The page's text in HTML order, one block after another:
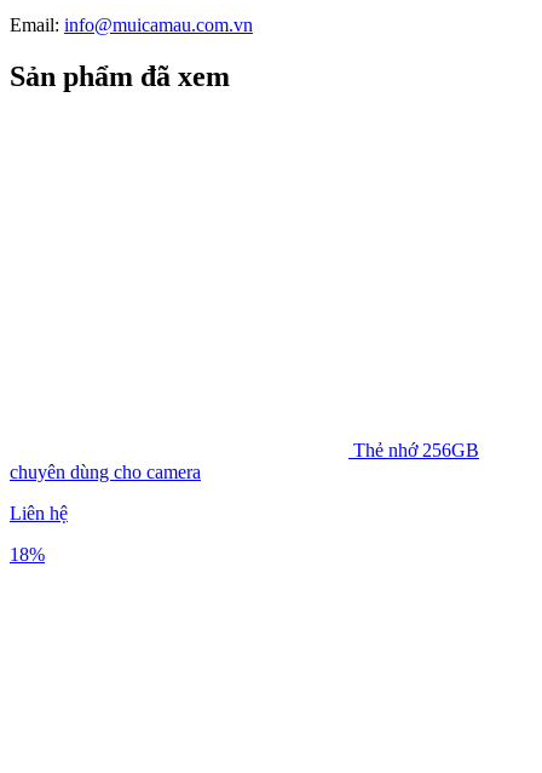
Email: info@muicamau.com.vn
Sản phẩm đã xem
Thẻ nhớ 256GB
chuyên dùng cho camera
Liên hệ
18%